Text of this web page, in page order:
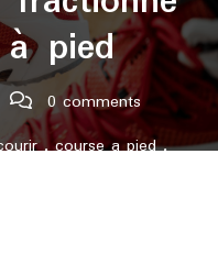
pied
0 comments
,course a pied,
à pied